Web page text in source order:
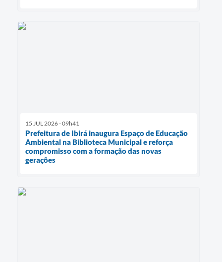
15 JUL 2026 - 09h41
Prefeitura de Ibirá inaugura Espaço de Educação
Ambiental na Biblioteca Municipal e reforça
compromisso com a formação das novas
gerações